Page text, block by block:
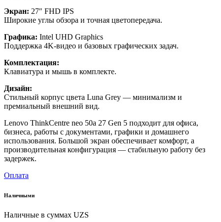
Экран: 27″ FHD IPS
Широкие углы обзора и точная цветопередача.
Графика: Intel UHD Graphics
Поддержка 4K-видео и базовых графических задач.
Комплектация:
Клавиатура и мышь в комплекте.
Дизайн:
Стильный корпус цвета Luna Grey — минимализм и
премиальный внешний вид.
Lenovo ThinkCentre neo 50a 27 Gen 5 подходит для офиса,
бизнеса, работы с документами, графики и домашнего
использования. Большой экран обеспечивает комфорт, а
производительная конфигурация — стабильную работу без
задержек.
Оплата
Наличными
Наличные в суммах UZS